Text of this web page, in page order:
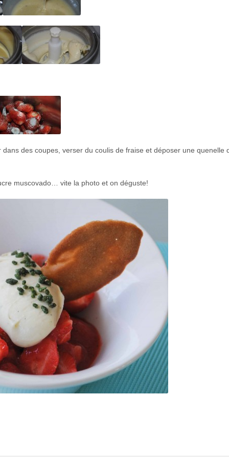
des coupes, verser du coulis de fraise et déposer une quenelle
muscovado… vite la photo et on déguste!